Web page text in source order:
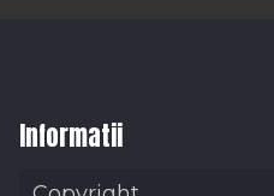
Informatii